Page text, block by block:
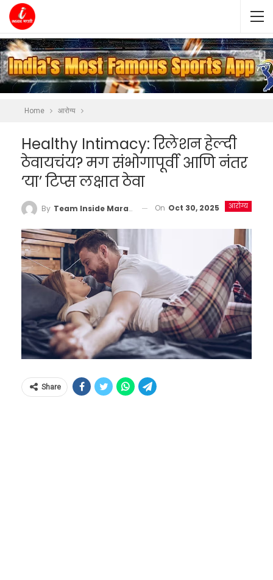
Home आरोग्य
Healthy Intimacy: रिलेशन हेल्दी
ठेवायचंय? मग संभोगापूर्वी आणि नंतर
‘या’ टिप्स लक्षात ठेवा
आरोग्य
By Team Inside Marathi On Oct 30, 2025
Share